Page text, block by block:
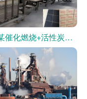
陕西某催化燃烧+活性炭现场